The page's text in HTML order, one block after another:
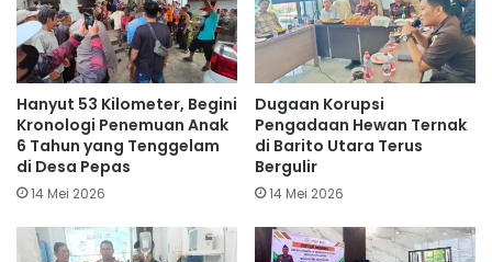
Hanyut 53 Kilometer, Begini
Kronologi Penemuan Anak
6 Tahun yang Tenggelam
di Desa Pepas
14 Mei 2026
Dugaan Korupsi
Pengadaan Hewan Ternak
di Barito Utara Terus
Bergulir
14 Mei 2026